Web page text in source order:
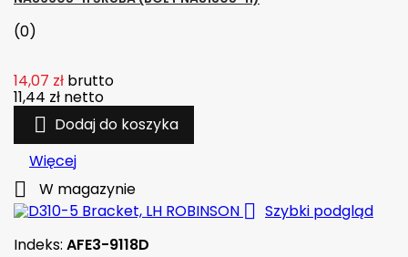
(0)
14,07 zł brutto
11,44 zł netto
 Dodaj do koszyka
Więcej
 W magazynie
 Szybki podgląd
Indeks: AFE3-9118D